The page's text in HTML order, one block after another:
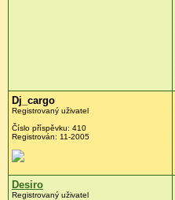
Dj_cargo
Registrovaný uživatel
Číslo příspěvku: 410
Registrován: 11-2005
Desiro
Registrovaný uživatel